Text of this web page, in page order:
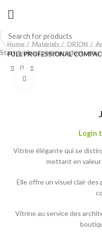
Home Matériels ORION
FULL PROFESSIONAL
Login
Vitrine élégante qui se
mettant en
Elle offre un visuel clair
Vitrine au service des
Start typing to see products you